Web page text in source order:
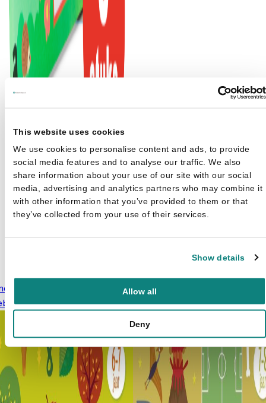
This website uses cookies
We use cookies to personalise content and ads, to provide
social media features and to analyse our traffic. We also
share information about your use of our site with our social
media, advertising and analytics partners who may combine it
with other information that you’ve provided to them or that
they’ve collected from your use of their services.
Show details
Allow all
Deny
van 5 educatieve
- Zonnekind €8,99